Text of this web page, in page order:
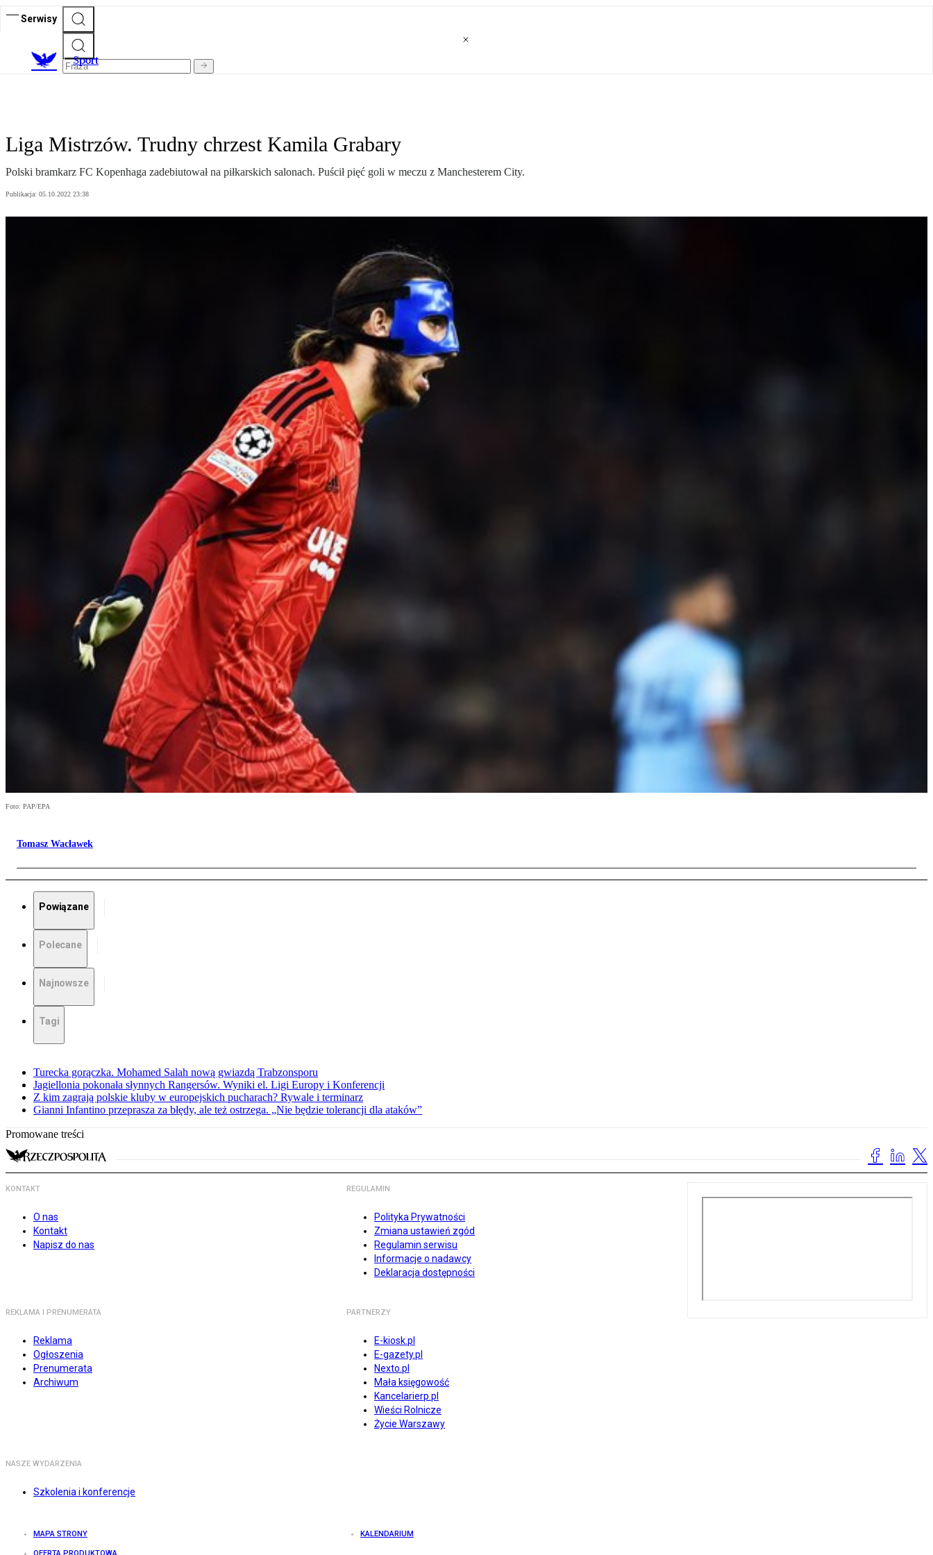
Serwisy
Sport
Liga Mistrzów. Trudny chrzest Kamila Grabary
Polski bramkarz FC Kopenhaga zadebiutował na piłkarskich salonach. Puścił pięć goli w meczu z Manchesterem City.
Publikacja: 05.10.2022 23:38
Foto: PAP/EPA
Tomasz Wacławek
Powiązane
Polecane
Najnowsze
Tagi
Turecka gorączka. Mohamed Salah nową gwiazdą Trabzonsporu
Jagiellonia pokonała słynnych Rangersów. Wyniki el. Ligi Europy i Konferencji
Z kim zagrają polskie kluby w europejskich pucharach? Rywale i terminarz
Gianni Infantino przeprasza za błędy, ale też ostrzega. „Nie będzie tolerancji dla ataków”
Promowane treści
KONTAKT
O nas
Kontakt
Napisz do nas
REGULAMIN
Polityka Prywatności
Zmiana ustawień zgód
Regulamin serwisu
Informacje o nadawcy
Deklaracja dostępności
REKLAMA I PRENUMERATA
Reklama
Ogłoszenia
Prenumerata
Archiwum
PARTNERZY
E-kiosk.pl
E-gazety.pl
Nexto.pl
Mała księgowość
Kancelarierp.pl
Wieści Rolnicze
Życie Warszawy
NASZE WYDARZENIA
Szkolenia i konferencje
MAPA STRONY KALENDARIUM